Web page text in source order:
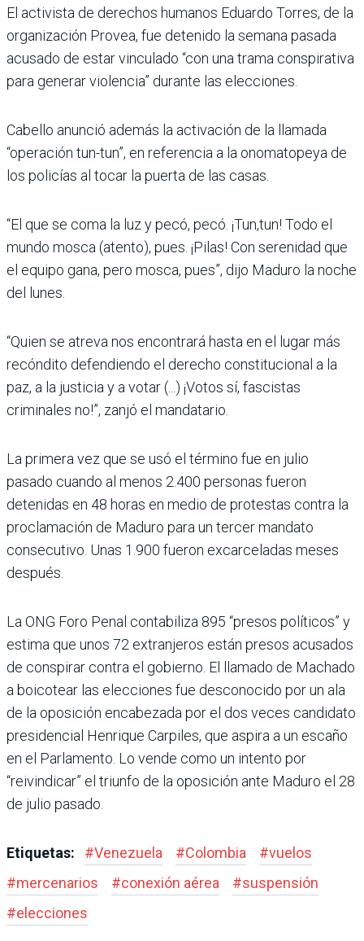
El activista de derechos humanos Eduardo Torres, de la
organización Provea, fue detenido la semana pasada
acusado de estar vinculado “con una trama conspirativa
para generar violencia” durante las elecciones.
Cabello anunció además la activación de la llamada
“operación tun-tun”, en referencia a la onomatopeya de
los policías al tocar la puerta de las casas.
“El que se coma la luz y pecó, pecó. ¡Tun,tun! Todo el
mundo mosca (atento), pues. ¡Pilas! Con serenidad que
el equipo gana, pero mosca, pues”, dijo Maduro la noche
del lunes.
“Quien se atreva nos encontrará hasta en el lugar más
recóndito defendiendo el derecho constitucional a la
paz, a la justicia y a votar (...) ¡Votos sí, fascistas
criminales no!”, zanjó el mandatario.
La primera vez que se usó el término fue en julio
pasado cuando al menos 2.400 personas fueron
detenidas en 48 horas en medio de protestas contra la
proclamación de Maduro para un tercer mandato
consecutivo. Unas 1.900 fueron excarceladas meses
después.
La ONG Foro Penal contabiliza 895 “presos políticos” y
estima que unos 72 extranjeros están presos acusados
de conspirar contra el gobierno. El llamado de Machado
a boicotear las elecciones fue desconocido por un ala
de la oposición encabezada por el dos veces candidato
presidencial Henrique Carpiles, que aspira a un escaño
en el Parlamento. Lo vende como un intento por
“reivindicar” el triunfo de la oposición ante Maduro el 28
de julio pasado.
Etiquetas: #Venezuela #Colombia #vuelos
#mercenarios #conexión aérea #suspensión
#elecciones